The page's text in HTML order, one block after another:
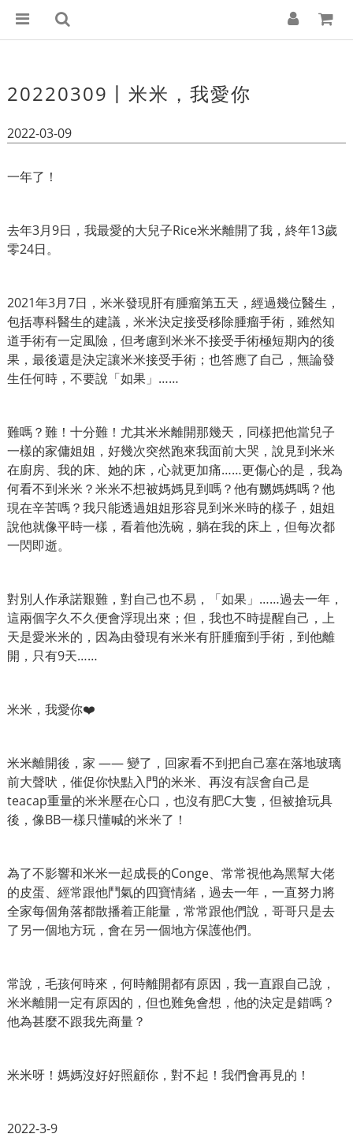
20220309丨米米，我愛你
2022-03-09
一年了！
去年3月9日，我最愛的大兒子Rice米米離開了我，終年13歲
零24日。
2021年3月7日，米米發現肝有腫瘤第五天，經過幾位醫生，
包括專科醫生的建議，米米決定接受移除腫瘤手術，雖然知
道手術有一定風險，但考慮到米米不接受手術極短期內的後
果，最後還是決定讓米米接受手術；也答應了自己，無論發
生任何時，不要說「如果」……
難嗎？難！十分難！尤其米米離開那幾天，同樣把他當兒子
一樣的家傭姐姐，好幾次突然跑來我面前大哭，說見到米米
在廚房、我的床、她的床，心就更加痛……更傷心的是，我為
何看不到米米？米米不想被媽媽見到嗎？他有嬲媽媽嗎？他
現在辛苦嗎？我只能透過姐姐形容見到米米時的樣子，姐姐
說他就像平時一樣，看着他洗碗，躺在我的床上，但每次都
一閃即逝。
對別人作承諾艱難，對自己也不易，「如果」……過去一年，
這兩個字久不久便會浮現出來；但，我也不時提醒自己，上
天是愛米米的，因為由發現有米米有肝腫瘤到手術，到他離
開，只有9天……
米米，我愛你❤️
米米離開後，家 —— 變了，回家看不到把自己塞在落地玻璃
前大聲吠，催促你快點入門的米米、再沒有誤會自己是
teacap重量的米米壓在心口，也沒有肥C大隻，但被搶玩具
後，像BB一樣只懂喊的米米了！
為了不影響和米米一起成長的Conge、常常視他為黑幫大佬
的皮蛋、經常跟他鬥氣的四寶情緒，過去一年，一直努力將
全家每個角落都散播着正能量，常常跟他們說，哥哥只是去
了另一個地方玩，會在另一個地方保護他們。
常說，毛孩何時來，何時離開都有原因，我一直跟自己說，
米米離開一定有原因的，但也難免會想，他的決定是錯嗎？
他為甚麼不跟我先商量？
米米呀！媽媽沒好好照顧你，對不起！我們會再見的！
2022-3-9